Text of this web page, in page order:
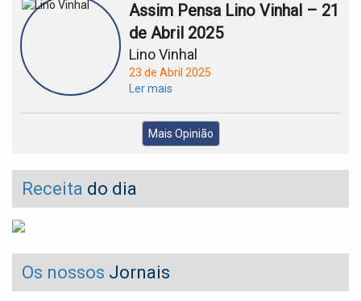
Assim Pensa Lino Vinhal – 21
de Abril 2025
Lino Vinhal
23 de Abril 2025
Ler mais
Mais Opinião
Receita do dia
Os nossos Jornais